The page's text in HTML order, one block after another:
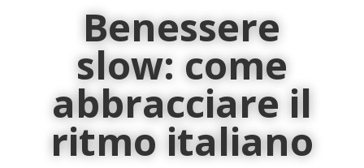
Benessere
slow: come
abbracciare il
ritmo italiano